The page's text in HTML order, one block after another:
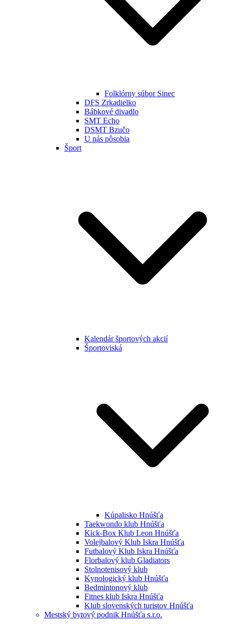
Folklórny súbor Sinec
DFS Zrkadielko
Bábkové divadlo
SMT Echo
DSMT Bzučo
U nás pôsobia
Šport
Kalendár športových akcií
Športoviská
Kúpalisko Hnúšťa
Taekwondo klub Hnúšťa
Kick-Box Klub Leon Hnúšťa
Volejbalový Klub Iskra Hnúšťa
Futbalový Klub Iskra Hnúšťa
Florbalový klub Gladiators
Stolnotenisový klub
Kynologický klub Hnúšťa
Bedmintonový klub
Fitnes klub Iskra Hnúšťa
Klub slovenských turistov Hnúšťa
Mestský bytový podnik Hnúšťa s.r.o.